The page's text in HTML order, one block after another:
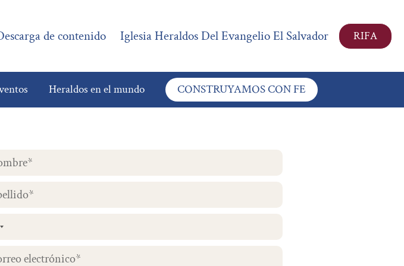
de contenido Iglesia Heraldos Del Evangelio El Salvador RIFA
Heraldos en el mundo CONSTRUYAMOS CON FE